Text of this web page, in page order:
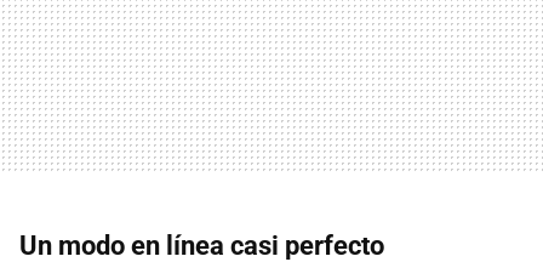
Un modo en línea casi perfecto